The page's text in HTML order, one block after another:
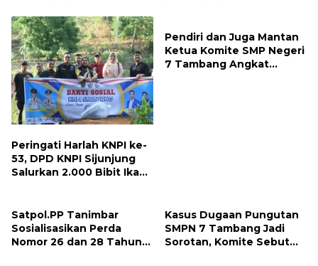
Hidup
Peringati Harlah KNPI ke-
53, DPD KNPI Sijunjung
Salurkan 2.000 Bibit Ikan
Pendiri dan Juga Mantan
Ketua Komite SMP Negeri
7 Tambang Angkat
Satpol.PP Tanimbar
Sosialisasikan Perda
Nomor 26 dan 28 Tahun
Kasus Dugaan Pungutan
SMPN 7 Tambang Jadi
Sorotan, Komite Sebut